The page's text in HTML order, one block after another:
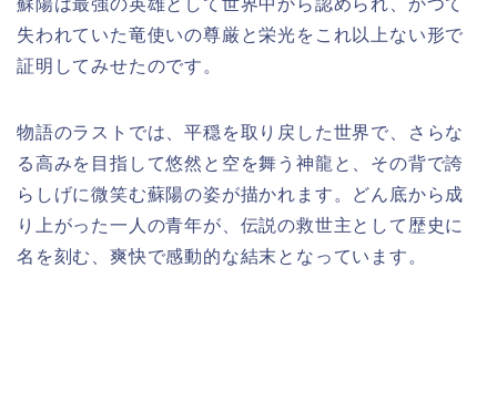
失われていた竜使いの尊厳と栄光をこれ以上ない形で
証明してみせたのです。
物語のラストでは、平穏を取り戻した世界で、さらな
る高みを目指して悠然と空を舞う神龍と、その背で誇
らしげに微笑む蘇陽の姿が描かれます。どん底から成
り上がった一人の青年が、伝説の救世主として歴史に
名を刻む、爽快で感動的な結末となっています。